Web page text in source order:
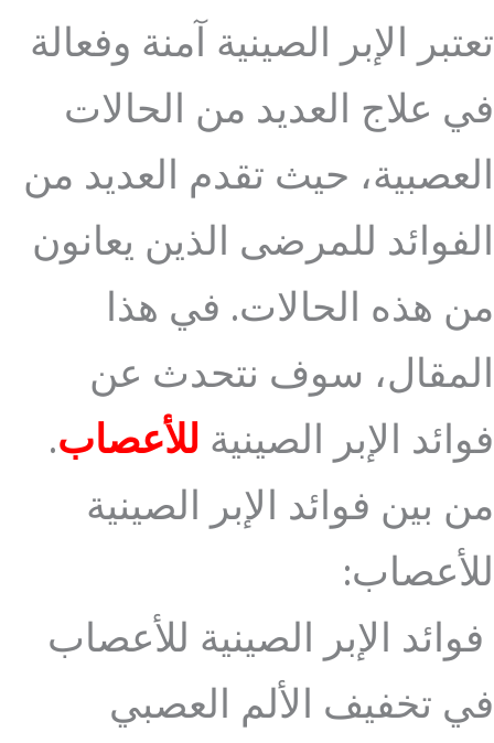
تعتبر الإبر الصينية آمنة وفعالة
في علاج العديد من الحالات
العصبية، حيث تقدم العديد من
الفوائد للمرضى الذين يعانون
من هذه الحالات. في هذا
المقال، سوف نتحدث عن
فوائد الإبر الصينية للأعصاب.
من بين فوائد الإبر الصينية
للأعصاب:
فوائد الإبر الصينية للأعصاب
في تخفيف الألم العصبي